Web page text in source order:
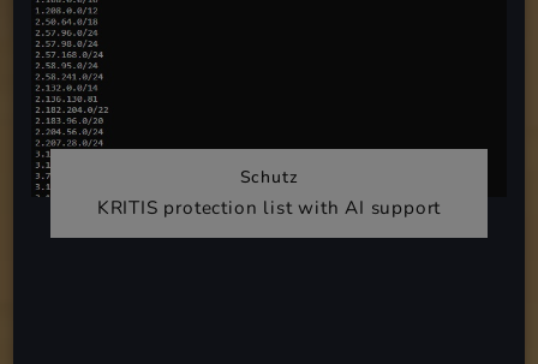
Schutz
KRITIS protection list with AI support